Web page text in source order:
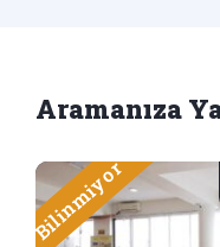
Aramanıza
Bilinmiyor